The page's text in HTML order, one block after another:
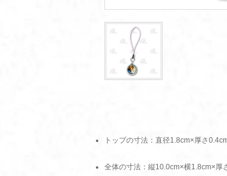
トップの寸法：直径1.8cm×厚さ
全体の寸法：縦10.0cm×横1.8cm×厚